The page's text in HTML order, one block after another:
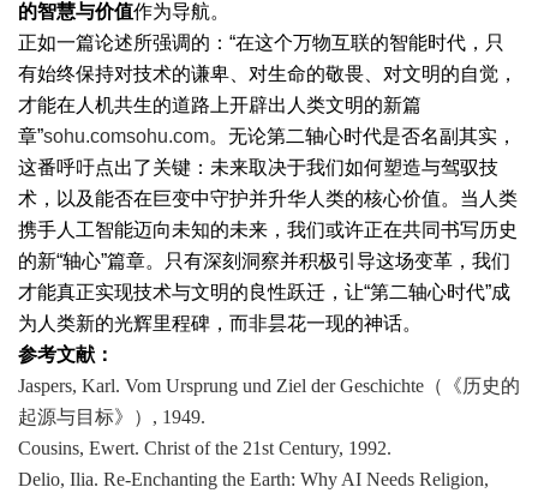
的智慧与价值作为导航。
正如一篇论述所强调的：“在这个万物互联的智能时代，只
有始终保持对技术的谦卑、对生命的敬畏、对文明的自觉，
才能在人机共生的道路上开辟出人类文明的新篇
章”sohu.comsohu.com。无论第二轴心时代是否名副其实，
这番呼吁点出了关键：未来取决于我们如何塑造与驾驭技
术，以及能否在巨变中守护并升华人类的核心价值。当人类
携手人工智能迈向未知的未来，我们或许正在共同书写历史
的新“轴心”篇章。只有深刻洞察并积极引导这场变革，我们
才能真正实现技术与文明的良性跃迁，让“第二轴心时代”成
为人类新的光辉里程碑，而非昙花一现的神话。
参考文献：
Jaspers, Karl. Vom Ursprung und Ziel der Geschichte （《历史的
起源与目标》）, 1949.
Cousins, Ewert. Christ of the 21st Century, 1992.
Delio, Ilia. Re-Enchanting the Earth: Why AI Needs Religion,